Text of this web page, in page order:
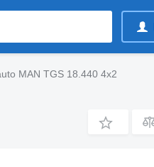
MAN TGS 18.440 4x2